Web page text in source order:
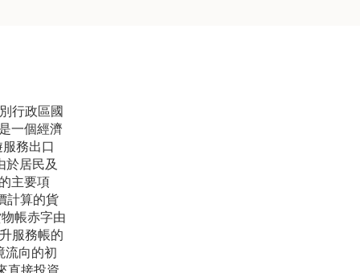
行政區國
一個經濟
務出口
於居民及
主要項
計算的貨
帳赤字由
服務帳的
流向的初